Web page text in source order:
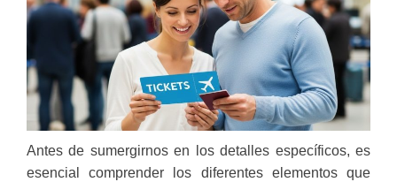
Antes de sumergirnos en los detalles específicos, es
esencial comprender los diferentes elementos que